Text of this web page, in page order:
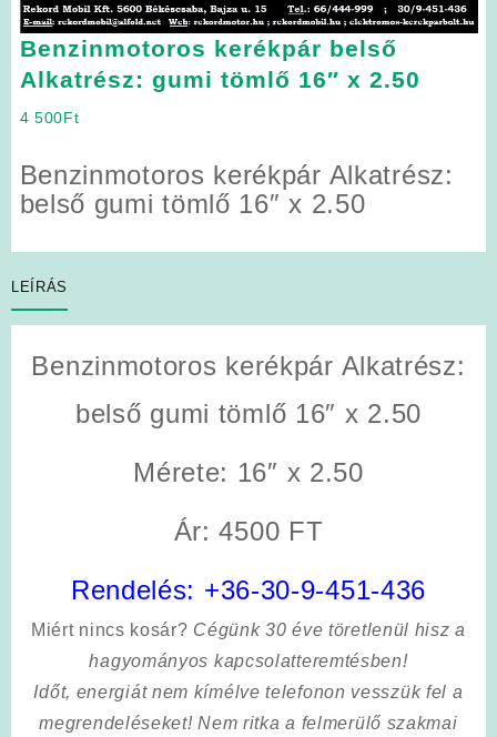
Benzinmotoros kerékpár belső
Alkatrész: gumi tömlő 16″ x 2.50
4 500Ft
Benzinmotoros kerékpár Alkatrész:
belső gumi tömlő 16″ x 2.50
LEÍRÁS
Benzinmotoros kerékpár Alkatrész:
belső gumi tömlő 16″ x 2.50
Mérete: 16″ x 2.50
Ár: 4500 FT
Rendelés: +36-30-9-451-436
Miért nincs kosár? Cégünk 30 éve töretlenül hisz a
hagyományos kapcsolatteremtésben!
Időt, energiát nem kímélvetelefonon vesszük fel a
megrendeléseket! Nem ritka a felmerülő szakmai